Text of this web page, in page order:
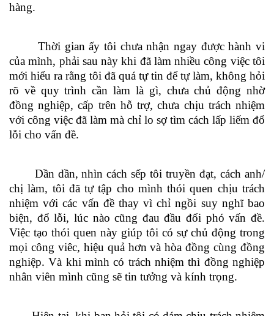
hàng.
Thời gian ấy tôi chưa nhận ngay được hành vi
của mình, phải sau này khi đã làm nhiều công việc tôi
mới hiểu ra rằng tôi đã quá tự tin để tự làm, không hỏi
rõ về quy trình cần làm là gì, chưa chủ động nhờ
đồng nghiệp, cấp trên hỗ trợ, chưa chịu trách nhiệm
với công việc đã làm mà chỉ lo sợ tìm cách lấp liếm đổ
lỗi cho vấn đề.
Dần dần, nhìn cách sếp tôi truyền đạt, cách anh/
chị làm, tôi đã tự tập cho mình thói quen chịu trách
nhiệm với các vấn đề thay vì chỉ ngồi suy nghĩ bao
biện, đổ lỗi, lúc nào cũng đau đầu đối phó vấn đề.
Việc tạo thói quen này giúp tôi có sự chủ động trong
mọi công viêc, hiệu quả hơn và hòa đồng cùng đồng
nghiệp. Và khi mình có trách nhiệm thì đồng nghiệp
nhân viên mình cũng sẽ tin tưởng và kính trọng.